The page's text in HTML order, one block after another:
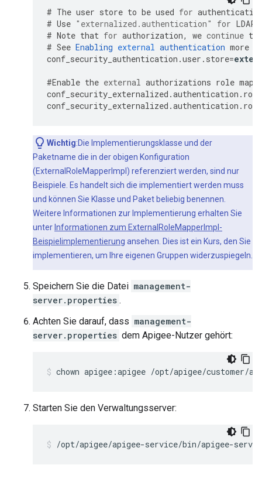
# The user store to be used for
# Use "externalized.authentication" for LDAP
# Note that for authorization, we continue to
# See Enabling external authentication more
conf_security_authentication .user . store=
#Enable the external authorizations role
conf_security_externalized .authentication . role
conf_security_externalized .authentication . role
Wichtig:Die Implementierungsklasse und der
Paketname die in der obigen Konfiguration
(ExternalRoleMapperImpl) referenziert werden, sind nur
Beispiele. Es handelt sich die implementiert werden muss
und können Sie Klasse und Paket beliebig benennen.
Weitere Informationen zur Implementierung erhalten Sie
unter Informationen zum ExternalRoleMapperImpl-
Beispielimplementierung ansehen. Dies ist ein Kurs, den Sie
implementieren, um Ihre eigenen Gruppen widerzuspiegeln.
Speichern Sie die Datei management-
server.properties .
Achten Sie darauf, dass management-
server.properties dem Apigee-Nutzer gehört:
chown apigee:apigee /opt/apigee/customer/
Starten Sie den Verwaltungsserver:
/opt/apigee/apigee-service/bin/apigee-